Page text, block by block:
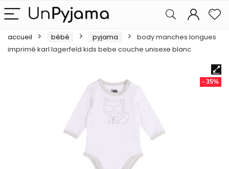
accueil bébé pyjama
body manches longues
imprimé karl lagerfeld kids bebe couche unisexe blanc
- 35%